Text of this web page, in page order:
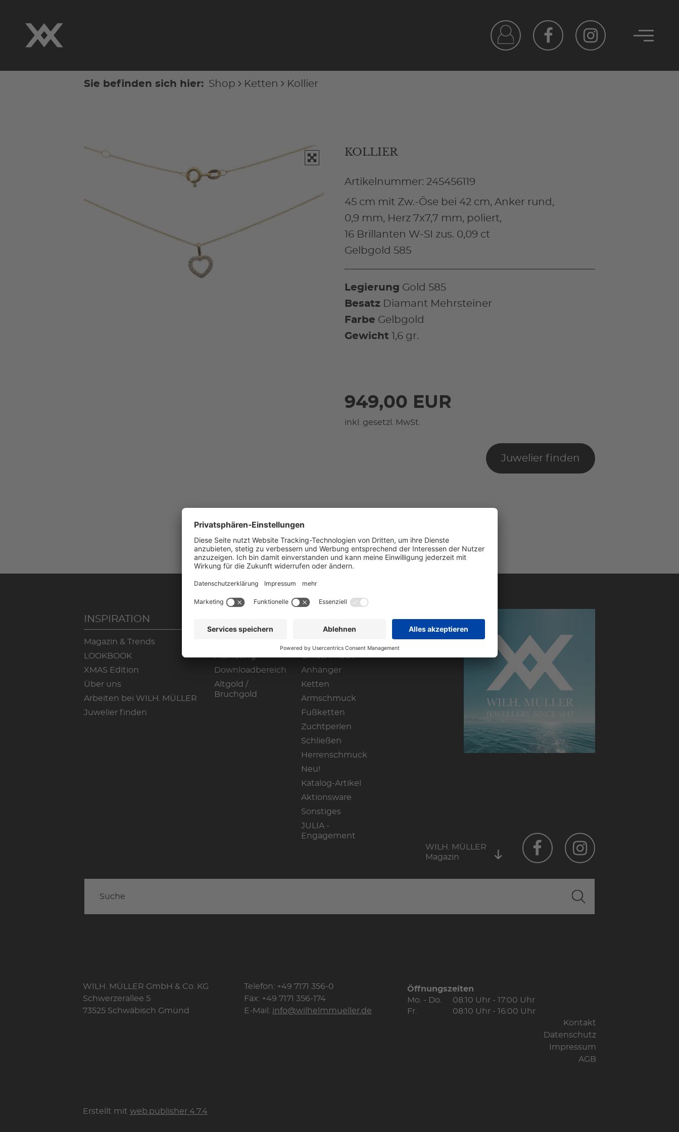
Sie befinden sich hier: Shop Ketten Kollier
KOLLIER
Artikelnummer: 245456119
45 cm mit Zw.-Öse bei 42 cm, Anker rund,
0,9 mm, Herz 7x7,7 mm, poliert,
16 Brillanten W-SI zus. 0,09 ct
Gelbgold 585
Legierung Gold 585
Besatz Diamant Mehrsteiner
Farbe Gelbgold
Gewicht
1,6 gr.
949,00 EUR
inkl. gesetzl. MwSt.
Juwelier finden
INSPIRATION
Magazin & Trends
LOOKBOOK
XMAS Edition
Über uns
Arbeiten bei WILH. MÜLLER
Juwelier finden
Marketing
Downloadbereich
Altgold /
Bruchgold
Ohrschmuck
Anhänger
Ketten
Armschmuck
Fußketten
Zuchtperlen
Schließen
Herrenschmuck
Neu!
Katalog-Artikel
Aktionsware
Sonstiges
JULIA -
Engagement
WILH. MÜLLER
Magazin
WILH. MÜLLER GmbH & Co. KG
Schwerzerallee 5
73525 Schwäbisch Gmünd
Telefon: +49 7171 356-0
Fax: +49 7171 356-174
E-Mail: info@wilhelmmueller.de
Öffnungszeiten
Mo. - Do.
08:10 Uhr - 17:00 Uhr
Fr.
08:10 Uhr - 16:00 Uhr
Kontakt
Datenschutz
Impressum
AGB
Erstellt mit web.publisher 4.7.4